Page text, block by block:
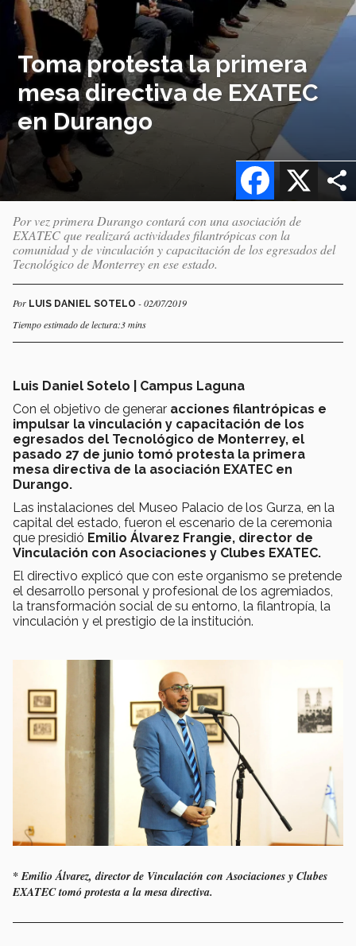
Toma protesta la primera
mesa directiva de EXATEC
en Durango
X
Facebook
Por vez primera Durango contará con una asociación de
EXATEC que realizará actividades filantrópicas con la
comunidad y de vinculación y capacitación de los egresados del
Tecnológico de Monterrey en ese estado.
Por LUIS DANIEL SOTELO - 02/07/2019
Tiempo estimado de lectura:3 mins
Luis Daniel Sotelo | Campus Laguna
Con el objetivo de generar acciones filantrópicas e
impulsar la vinculación y capacitación de los
egresados del Tecnológico de Monterrey, el
pasado 27 de junio tomó protesta la primera
mesa directiva de la asociación EXATEC en
Durango.
Las instalaciones del Museo Palacio de los Gurza, en la
capital del estado, fueron el escenario de la ceremonia
que presidió Emilio Álvarez Frangie, director de
Vinculación con Asociaciones y Clubes EXATEC.
El directivo explicó que con este organismo se pretende
el desarrollo personal y profesional de los agremiados,
la transformación social de su entorno, la filantropía, la
vinculación y el prestigio de la institución.
* Emilio Álvarez, director de Vinculación con Asociaciones y Clubes
EXATEC tomó protesta a la mesa directiva.